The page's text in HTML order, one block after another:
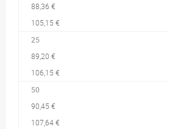
88,36 €
105,15 €
25
89,20 €
106,15 €
50
90,45 €
107,64 €